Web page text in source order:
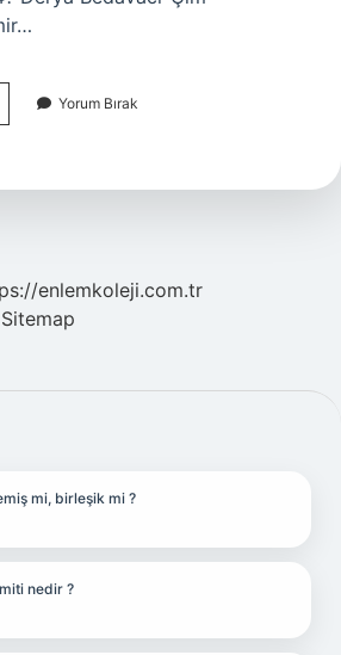
Yorum Bırak
enlemkoleji.com.tr
Sitemap
mi, birleşik mi ?
nedir ?